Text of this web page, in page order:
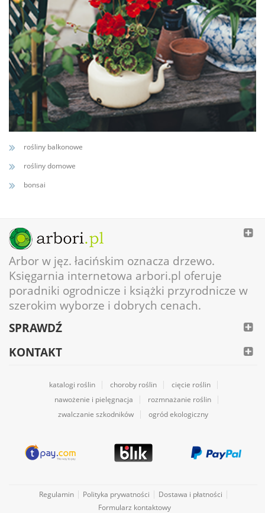
rośliny balkonowe
rośliny domowe
bonsai
Arbor w jęz. łacińskim oznacza drzewo.
Księgarnia internetowa arbori.pl oferuje
poradniki ogrodnicze i książki przyrodnicze w
szerokim wyborze i dobrych cenach.
SPRAWDŹ
KONTAKT
katalogi roślin choroby roślin
cięcie roślin
nawożenie i pielęgnacja
rozmnażanie roślin
zwalczanie szkodników
ogród ekologiczny
Regulamin Polityka prywatności
Dostawa i płatności
Formularz kontaktowy